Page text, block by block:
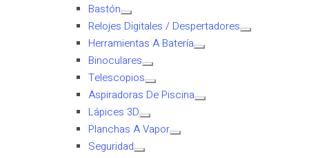
Bastón
Relojes Digitales / Despertadores
Herramientas A Batería
Binoculares
Telescopios
Aspiradoras De Piscina
Lápices 3D
Planchas A Vapor
Seguridad